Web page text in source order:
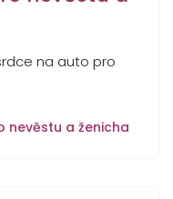
na auto pro
nevěstu a ženicha